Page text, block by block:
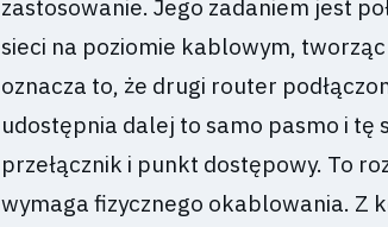
zastosowanie. Jego zadaniem jest
sieci na poziomie kablowym,
oznacza to, że drugi router
udostępnia dalej to samo pasmo i tę
przełącznik i punkt dostępowy. To
wymaga fizycznego okablowania. Z